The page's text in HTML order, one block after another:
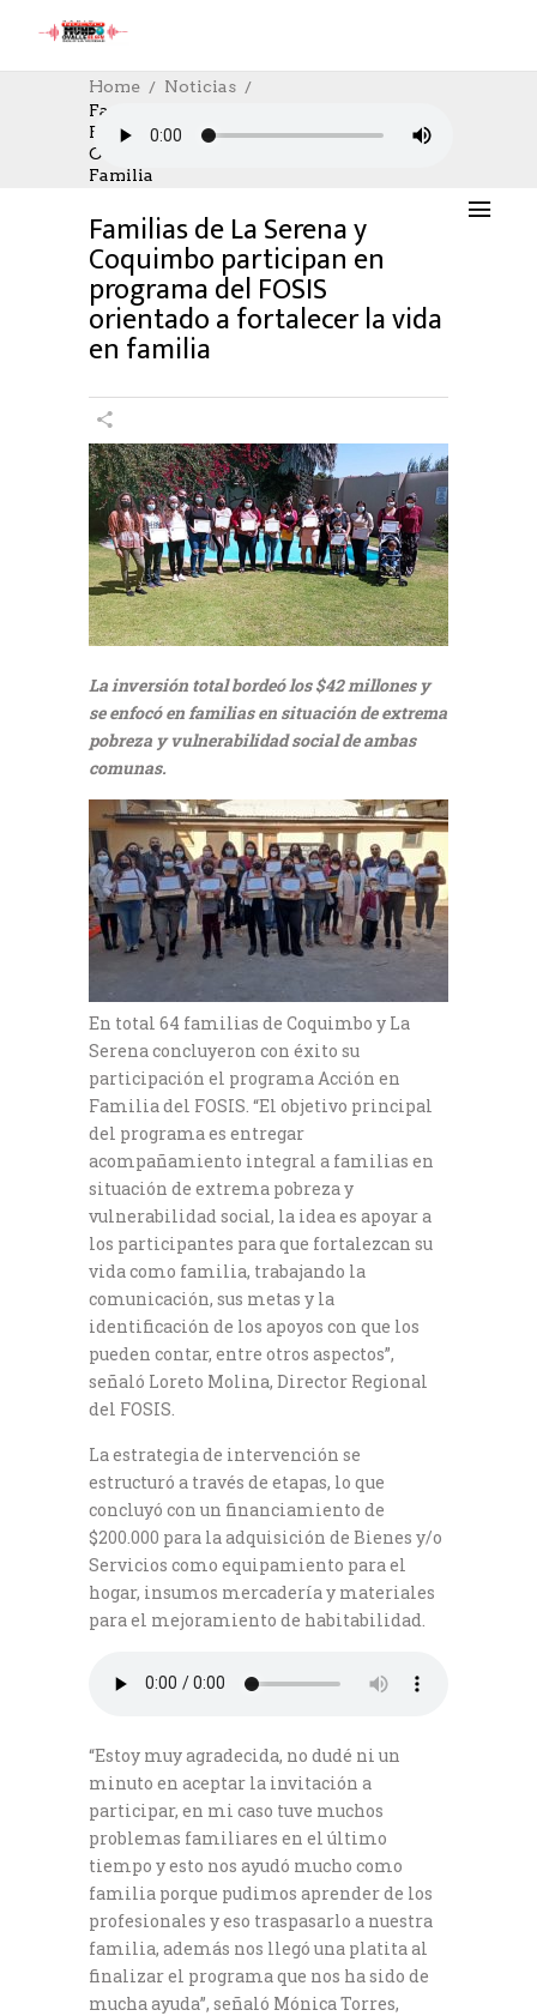
Home
Noticias
Familias De La Serena Y Coquimbo
Participan En Programa Del FOSIS
Orientado A Fortalecer La Vida En
Familia
NOTICIAS,SOCIAL
21/03/2022
AUTHOR: HECTOR
0 COMMENTS
Familias de La Serena y
Coquimbo participan en
programa del FOSIS
orientado a fortalecer la vida
en familia
La inversión total bordeó los $42 millones y
se enfocó en familias en situación de extrema
pobreza y vulnerabilidad social de ambas
comunas.
En total 64 familias de Coquimbo y La
Serena concluyeron con éxito su
participación el programa Acción en
Familia del FOSIS. “El objetivo principal
del programa es entregar
acompañamiento integral a familias en
situación de extrema pobreza y
vulnerabilidad social, la idea es apoyar a
los participantes para que fortalezca​n su
vida como familia, trabajando la
comunicación, sus metas y la
identificación de los apoyos con que los
pueden contar, entre otros aspectos”,
señaló Loreto Molina, Director Regional
del FOSIS.
La estrategia de intervención se
estructuró a través de etapas, lo que
concluyó con un financiamiento de
$200.000 para la adquisición de Bienes y/o
Servicios como equipamiento para el
hogar, insumos mercadería y materiales
para el mejoramiento de habitabilidad.
“Estoy muy agradecida, no dudé ni un
minuto en aceptar la invitación a
participar, en mi caso tuve muchos
problemas familiares en el último
tiempo y esto nos ayudó mucho como
familia porque pudimos aprender de los
profesionales y eso traspasarlo a nuestra
familia, además nos llegó una platita al
finalizar el programa que nos ha sido de
mucha ayuda”, señaló Mónica Torres,